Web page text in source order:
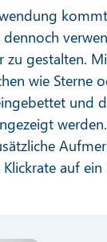
zu gestalten.
wie Sterne
und
auf ein